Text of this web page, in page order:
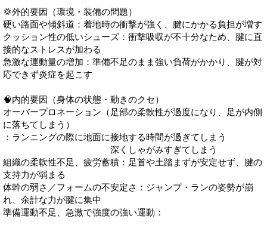
💢外的要因（環境・装備の問題）
硬い路面や傾斜道：着地時の衝撃が強く、腱にかかる負担が増す
クッション性の低いシューズ：衝撃吸収が不十分なため、腱に直
接的なストレスが加わる
急激な運動量の増加：準備不足のまま強い負荷がかかり、腱が対
応できず炎症を起こす
🧠内的要因（身体の状態・動きのクセ）
オーバープロネーション（足部の柔軟性が過度になり、足が内側
に落ちてしまう）
：ランニングの際に地面に接地する時間が過ぎてしまう
深くしゃがみすぎてしまう
組織の柔軟性不足、疲労蓄積：足首や土踏まずが安定せず、腱の
支持力が弱まる
体幹の弱さ／フォームの不安定さ：ジャンプ・ランの姿勢が崩
れ、余計な力が腱に集中
準備運動不足、急激で強度の強い運動：